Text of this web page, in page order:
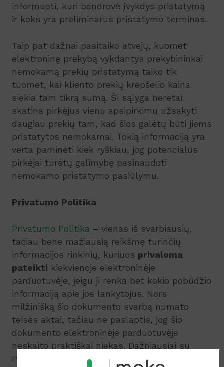
informuoti, kuri bendrovė įvykdys pristatymą
ir koks yra preliminarus pristatymo terminas.
Taip pat dažnai pasitaiko atvejų, kuomet
elektroninę prekybą vykdantys prekybininkai
nemokamą prekių pristatymą taiko tik
tuomet, kai kliento prekių krepšelio kaina
siekia tam tikrą sumą. Ši sąlyga neretai
skatina pirkėjus vienu apsipirkimu užsakyti
daugiau prekių tam, kad šios galėtų būti jiems
pristatytos nemokamai. Tokią informaciją yra
verta paminėti kiek ryškiau, jog potencialūs
pirkėjai turėtų galimybę pasinaudoti
nemokamo pristatymo pasiūlymu.
Privatumo Politika
Privatumo Politika – vienas iš svarbiausių,
tačiau bene mažiausią reikšmę turinčių
informacijos rinkinių, kuriuos privaloma
pateikti kiekvienoje elektroninėje
parduotuvėje, jeigu ji renka bet kokio pobūdžio
informaciją apie jos lankytojus. Nors
milžinišką šio dokumento svarbą numato
teisės aktai, tačiau ne paslaptis, jog šio
dokumento elektroninėje parduotuvėje
neskaito praktiškai niekas. Dažniausiai su
Privatumo Politika susijusi informacija yra